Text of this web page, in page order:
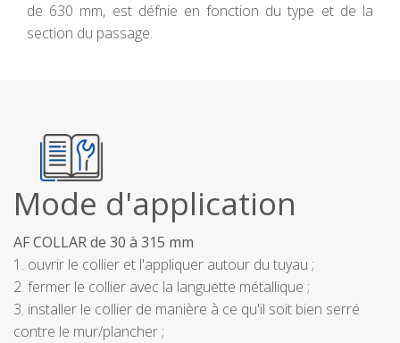
de 630 mm, est défnie en fonction du type et de la
section du passage.
Mode d'application
AF COLLAR de 30 à 315 mm
1. ouvrir le collier et l'appliquer autour du tuyau ;
2. fermer le collier avec la languette métallique ;
3. installer le collier de manière à ce qu'il soit bien serré
contre le mur/plancher ;